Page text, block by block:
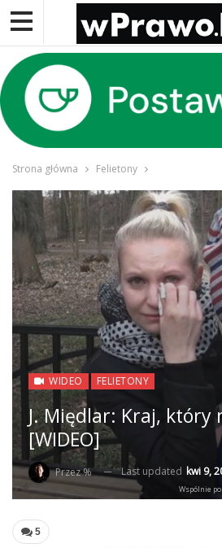
Strona główna Felietony
WIDEO FELIETONY
J. Międlar: Kraj, który
[WIDEO]
Przez % Last updated kwi 9,
Wspólnie
5